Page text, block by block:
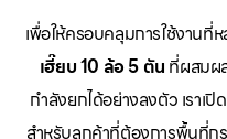
เพื่อให้ครอบคลุมการใช้งานที่
เฮี๊ยบ 10 ล้อ 5 ตัน ที่ผสมผ
กำลังยกได้อย่างลงตัว เราเปิ
สำหรับลูกค้าที่ต้องการพื้นที่ก